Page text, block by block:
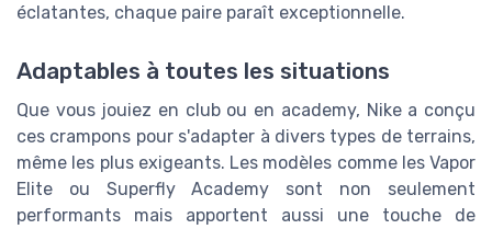
éclatantes, chaque paire paraît exceptionnelle.
Adaptables à toutes les situations
Que vous jouiez en club ou en academy, Nike a conçu
ces crampons pour s'adapter à divers types de terrains,
même les plus exigeants. Les modèles comme les Vapor
Elite ou Superfly Academy sont non seulement
performants mais apportent aussi une touche de